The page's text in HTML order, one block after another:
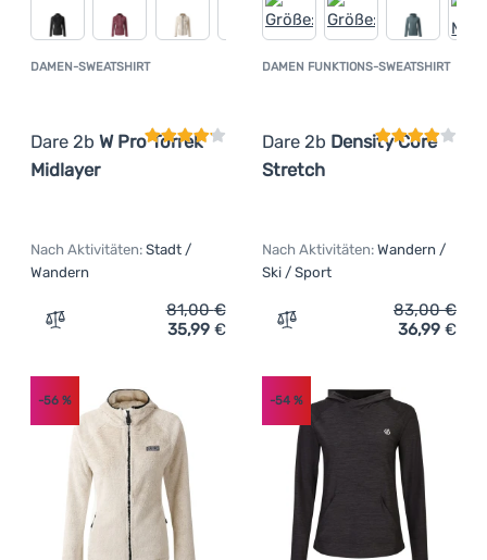
DAMEN-SWEATSHIRT
Dare 2b W Pro Torrek
Midlayer
Kundenbewertung
Nach Aktivitäten: Stadt /
Wandern
Zum Vergleich 'Damen-Sweatshirt Dare 2b W Pro
81,00€
35,99 €
DAMEN FUNKTIONS-SWEATSHIRT
Dare 2b Density Core
Stretch
Nach Aktivitäten: Wandern /
Ski / Sport
Zum Vergleich 'Damen
83,00€
36,99 €
-56 % -54%